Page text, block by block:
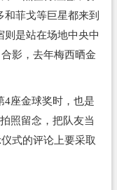
菲戈等巨星都来到
是站在场地中央中
影，去年梅西晒金
座金球奖时，也是
照留念，把队友当
式的评论上要采取